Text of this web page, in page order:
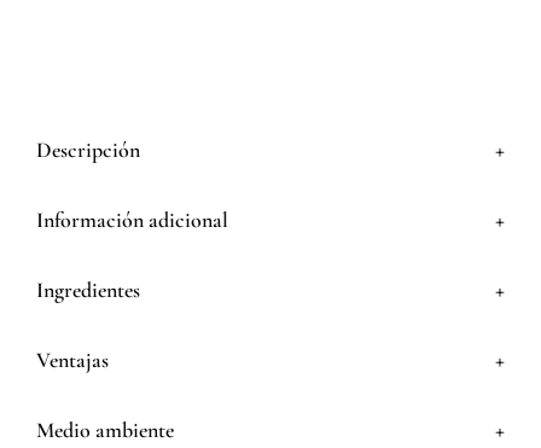
Descripción +
Información adicional +
Ingredientes +
Ventajas +
Medio ambiente +